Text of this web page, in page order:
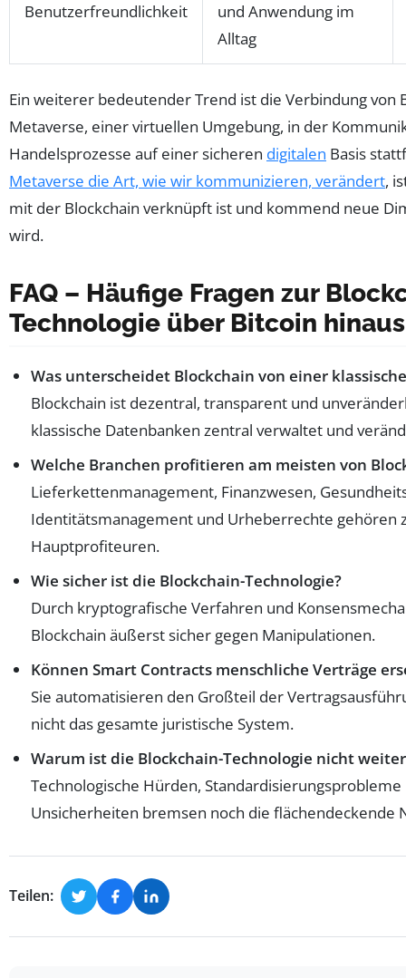
Benutzerfreundlichkeit
und Anwendung im
Alltag
Ein weiterer bedeutender Trend ist die Verbindung von
Metaverse, einer virtuellen Umgebung, in der
Handelsprozesse auf einer sicheren digitalen Basis
Metaverse die Art, wie wir kommunizieren, verändert,
mit der Blockchain verknüpft ist und kommend neue
wird.
FAQ – Häufige Fragen zur
Technologie über Bitcoin hinaus
Was unterscheidet Blockchain von einer
Blockchain ist dezentral, transparent und
klassische Datenbanken zentral verwaltet und
Welche Branchen profitieren am meisten von
Lieferkettenmanagement, Finanzwesen,
Identitätsmanagement und Urheberrechte gehören
Hauptprofiteuren.
Wie sicher ist die Blockchain-Technologie?
Durch kryptografische Verfahren und
Blockchain äußerst sicher gegen Manipulationen.
Können Smart Contracts menschliche Verträge
Sie automatisieren den Großteil der
nicht das gesamte juristische System.
Warum ist die Blockchain-Technologie nicht
Technologische Hürden,
Unsicherheiten bremsen noch die flächendeckende
Teilen: